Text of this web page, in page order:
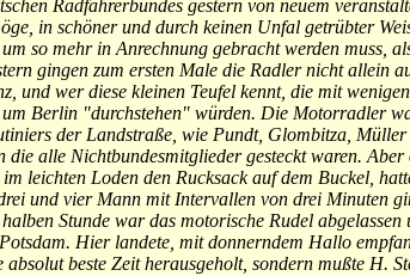
Radfahrerbundes gestern von neuem
in schöner und durch keinen Unfal getrübter
so mehr in Anrechnung gebracht werden muss,
gingen zum ersten Male die Radler nicht allein
und wer diese kleinen Teufel kennt, die mit wenigen
Berlin "durchstehen" würden. Die Motorradler
der Landstraße, wie Pundt, Glombitza,
alle Nichtbundesmitglieder gesteckt waren. Aber
leichten Loden den Rucksack auf dem Buckel,
und vier Mann mit Intervallen von drei Minuten
Stunde war das motorische Rudel abgelassen
Hier landete, mit donnerndem Hallo
beste Zeit herausgeholt, sondern mußte H.